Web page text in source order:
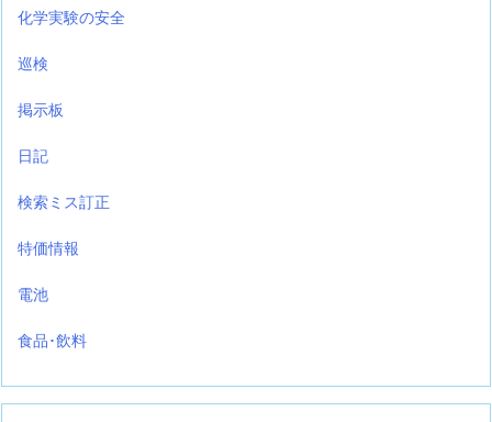
化学実験の安全
巡検
掲示板
日記
検索ミス訂正
特価情報
電池
食品･飲料